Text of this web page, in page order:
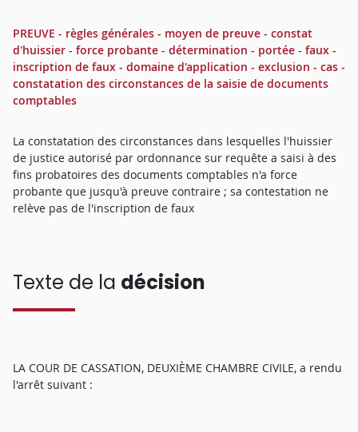
PREUVE - règles générales - moyen de preuve - constat
d'huissier - force probante - détermination - portée - faux -
inscription de faux - domaine d'application - exclusion - cas -
constatation des circonstances de la saisie de documents
comptables
La constatation des circonstances dans lesquelles l'huissier
de justice autorisé par ordonnance sur requête a saisi à des
fins probatoires des documents comptables n'a force
probante que jusqu'à preuve contraire ; sa contestation ne
relève pas de l'inscription de faux
Texte de la décision
LA COUR DE CASSATION, DEUXIÈME CHAMBRE CIVILE, a rendu
l'arrêt suivant :